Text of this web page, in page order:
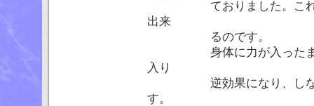
ておりました。これは
出来
るのです。
身体に力が入ったまま
入り
逆効果になり、しない
す。